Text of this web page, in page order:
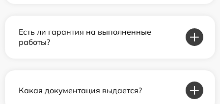
Есть ли гарантия на выполненные
работы?
Какая документация выдается?